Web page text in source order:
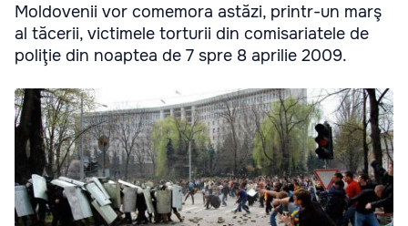
Moldovenii vor comemora astăzi, printr-un marş
al tăcerii, victimele torturii din comisariatele de
poliţie din noaptea de 7 spre 8 aprilie 2009.